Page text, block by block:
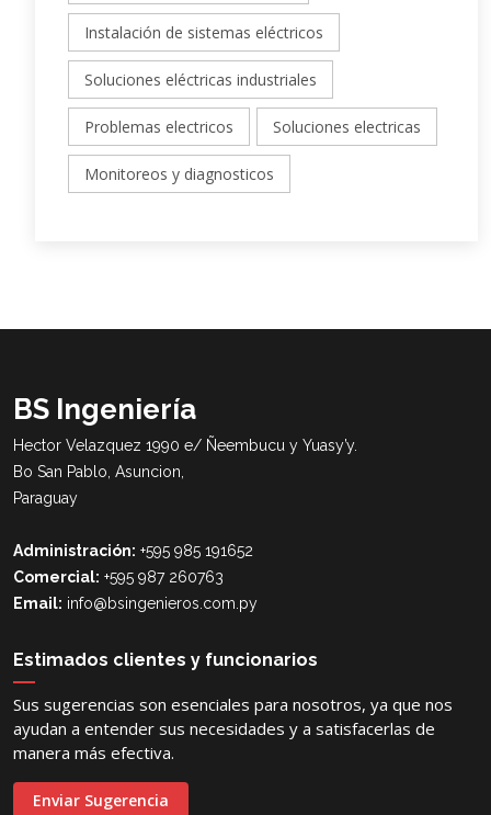
Instalación de sistemas eléctricos
Soluciones eléctricas industriales
Problemas electricos Soluciones electricas
Monitoreos y diagnosticos
BS Ingeniería
Hector Velazquez 1990 e/ Ñeembucu y Yuasy’y.
Bo San Pablo, Asuncion,
Paraguay
Administración: +595 985 191652
Comercial: +595 987 260763
Email: info@bsingenieros.com.py
Estimados clientes y funcionarios
Sus sugerencias son esenciales para nosotros, ya que nos
ayudan a entender sus necesidades y a satisfacerlas de
manera más efectiva.
Enviar Sugerencia